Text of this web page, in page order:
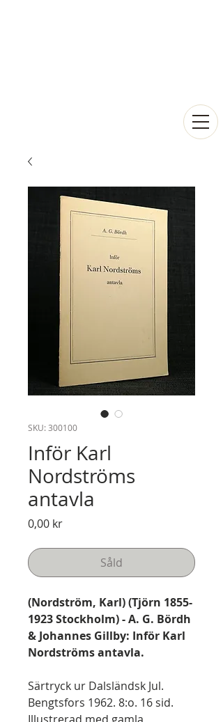
SKU: 300100
Inför Karl
Nordströms
antavla
0,00 krPris
Såld
(Nordström, Karl) (Tjörn 1855-
1923 Stockholm) - A. G. Bördh
& Johannes Gillby: Inför Karl
Nordströms antavla.
Särtryck ur Dalsländsk Jul.
Bengtsfors 1962. 8:o. 16 sid.